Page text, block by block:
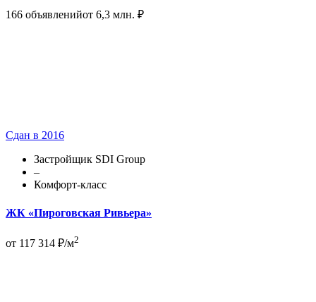
166 объявленийот 6,3 млн. ₽
Сдан в 2016
Застройщик SDI Group
–
Комфорт-класс
ЖК «Пироговская Ривьера»
от 117 314 ₽/м2